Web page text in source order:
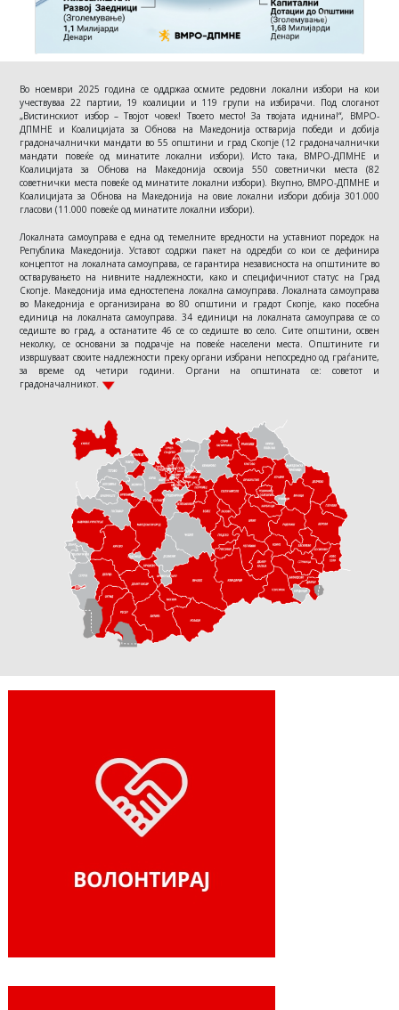
Во ноември 2025 година се оддржаа oсмите редовни локални избори на кои
учествуваа 22 партии, 19 коалиции и 119 групи на избирачи. Под слоганот
„Вистинскиот избор – Твојот човек! Твоето место! За твојата иднина!“, ВМРО-
ДПМНЕ и Коалицијата за Обнова на Македонија остварија победи и добија
градоначалнички мандати во 55 општини и град Скопје (12 градоначалнички
мандати повеќе од минатите локални избори). Исто така, ВМРО-ДПМНЕ и
Коалицијата за Обнова на Македонија освоија 550 советнички места (82
советнички места повеќе од минатите локални избори). Вкупно, ВМРО-ДПМНЕ и
Коалицијата за Обнова на Македонија на овие локални избори добија 301.000
гласови (11.000 повеќе од минатите локални избори).
Локалната самоуправа е една од темелните вредности на уставниот поредок на
Република Македонија. Уставот содржи пакет на одредби со кои се дефинира
концептот на локалната самоуправа, се гарантира независноста на општините во
остварувањето на нивните надлежности, како и специфичниот статус на Град
Скопје. Македонија има едностепена локална самоуправа. Локалната самоуправа
во Македонија е организирана во 80 општини и градот Скопје, како посебна
единица на локалната самоуправа. 34 единици на локалната самоуправа се со
седиште во град, а останатите 46 се со седиште во село. Сите општини, освен
неколку, се основани за подрачје на повеќе населени места. Општините ги
извршуваат своите надлежности преку органи избрани непосредно од граѓаните,
за време од четири години. Органи на општината се: советот и
градоначалникот.